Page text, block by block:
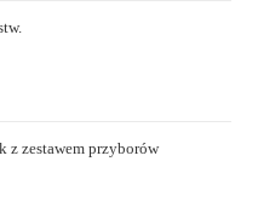
z zestawem przyborów